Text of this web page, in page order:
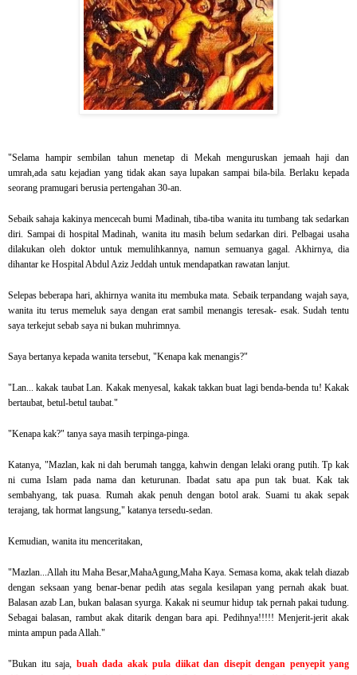
"Selama hampir sembilan tahun menetap di Mekah menguruskan jemaah haji dan
umrah,ada satu kejadian yang tidak akan saya lupakan sampai bila-bila. Berlaku kepada
seorang pramugari berusia pertengahan 30-an.
Sebaik sahaja kakinya mencecah bumi Madinah, tiba-tiba wanita itu tumbang tak sedarkan
diri. Sampai di hospital Madinah, wanita itu masih belum sedarkan diri. Pelbagai usaha
dilakukan oleh doktor untuk memulihkannya, namun semuanya gagal. Akhirnya, dia
dihantar ke Hospital Abdul Aziz Jeddah untuk mendapatkan rawatan lanjut.
Selepas beberapa hari, akhirnya wanita itu membuka mata. Sebaik terpandang wajah saya,
wanita itu terus memeluk saya dengan erat sambil menangis teresak- esak. Sudah tentu
saya terkejut sebab saya ni bukan muhrimnya.
Saya bertanya kepada wanita tersebut, "Kenapa kak menangis?"
"Lan... kakak taubat Lan. Kakak menyesal, kakak takkan buat lagi benda-benda tu! Kakak
bertaubat, betul-betul taubat."
"Kenapa kak?" tanya saya masih terpinga-pinga.
Katanya, "Mazlan, kak ni dah berumah tangga, kahwin dengan lelaki orang putih. Tp kak
ni cuma Islam pada nama dan keturunan. Ibadat satu apa pun tak buat. Kak tak
sembahyang, tak puasa. Rumah akak penuh dengan botol arak. Suami tu akak sepak
terajang, tak hormat langsung," katanya tersedu-sedan.
Kemudian, wanita itu menceritakan,
"Mazlan...Allah itu Maha Besar,MahaAgung,Maha Kaya. Semasa koma, akak telah diazab
dengan seksaan yang benar-benar pedih atas segala kesilapan yang pernah akak buat.
Balasan azab Lan, bukan balasan syurga. Kakak ni seumur hidup tak pernah pakai tudung.
Sebagai balasan, rambut akak ditarik dengan bara api. Pedihnya!!!!! Menjerit-jerit akak
minta ampun pada Allah."
"Bukan itu saja, buah dada akak pula diikat dan disepit dengan penyepit yang